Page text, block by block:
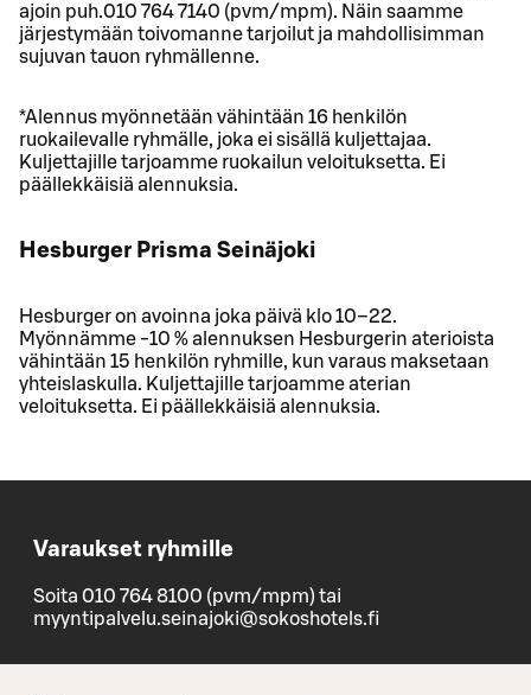
ajoin puh.010 764 7140 (pvm/mpm). Näin saamme
järjestymään toivomanne tarjoilut ja mahdollisimman
sujuvan tauon ryhmällenne.
*Alennus myönnetään vähintään 16 henkilön
ruokailevalle ryhmälle, joka ei sisällä kuljettajaa.
Kuljettajille tarjoamme ruokailun veloituksetta. Ei
päällekkäisiä alennuksia.
Hesburger Prisma Seinäjoki
Hesburger on avoinna joka päivä klo 10–22.
Myönnämme -10 % alennuksen Hesburgerin aterioista
vähintään 15 henkilön ryhmille, kun varaus maksetaan
yhteislaskulla. Kuljettajille tarjoamme aterian
veloituksetta. Ei päällekkäisiä alennuksia.
Varaukset ryhmille
Soita 010 764 8100 (pvm/mpm) tai
myyntipalvelu.seinajoki@sokoshotels.fi